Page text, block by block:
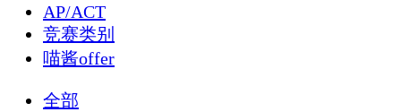
AP/ACT
竞赛类别
喵酱offer
全部